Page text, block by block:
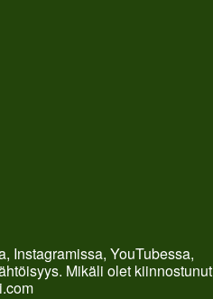
Instagramissa, YouTubessa,
Mikäli olet kiinnostunut